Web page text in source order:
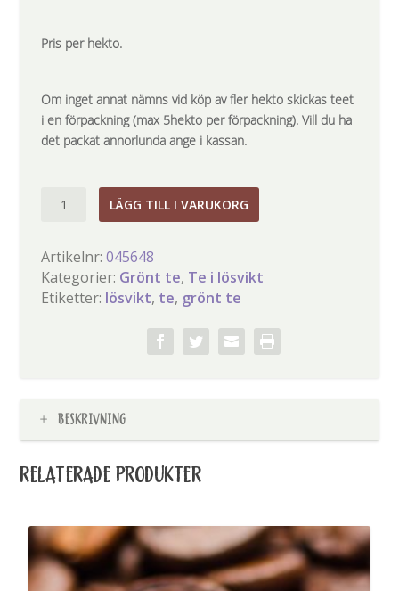
Pris per hekto.
Om inget annat nämns vid köp av fler hekto skickas teet
i en förpackning (max 5hekto per förpackning). Vill du ha
det packat annorlunda ange i kassan.
LÄGG TILL I VARUKORG
Artikelnr:045648
Kategorier: Grönt te, Te i lösvikt
Etiketter: lösvikt, te, grönt te
BESKRIVNING
RELATERADE PRODUKTER